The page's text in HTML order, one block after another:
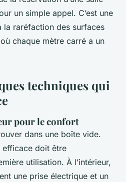
un simple appel. C’est une
la raréfaction des surfaces
chaque mètre carré a un
techniques qui
pour le confort
dans une boîte vide.
efficace doit être
utilisation. À l’intérieur,
une prise électrique et un